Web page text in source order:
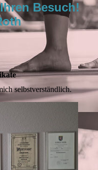
Besuch!
selbstverständlich.